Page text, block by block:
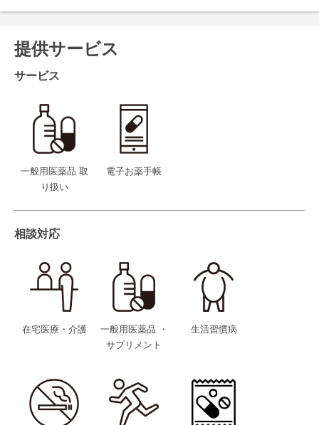
提供サービス
サービス
一般用医薬品 取
り扱い
電子お薬手帳
相談対応
在宅医療・介護
一般用医薬品 ・
サプリメント
生活習慣病